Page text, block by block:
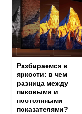
Разбираемся в
яркости: в чем
разница между
пиковыми и
постоянными
показателями?